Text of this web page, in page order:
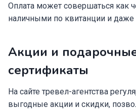
Оплата может совершаться как
наличными по квитанции и даже
Акции и
сертификаты
На сайте тревел-агентства
выгодные акции и скидки,